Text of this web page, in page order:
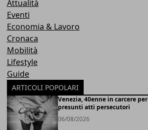
Attualità
Eventi
Economia & Lavoro
Cronaca
Mobilità
Lifestyle
Guide
ARTICOLI POPOLARI
Venezia, 40enne in carcere per
presunti atti persecutori
06/08/2026